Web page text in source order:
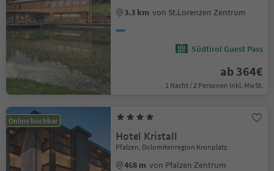
3.3 km von St.Lorenzen Zentrum
Südtirol Guest Pass
ab 364€
1 Nacht / 2 Personen Inkl. MwSt.
Online buchbar
Hotel Kristall
Pfalzen, Dolomitenregion Kronplatz
468 m von Pfalzen Zentrum